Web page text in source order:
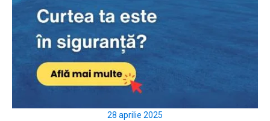
28 aprilie 2025